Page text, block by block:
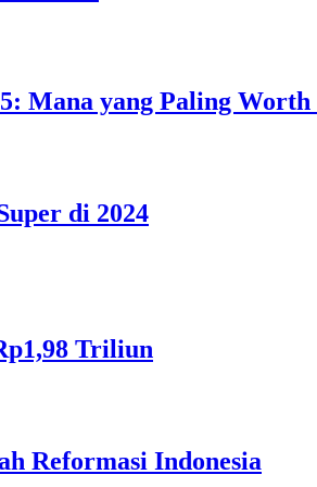
Mana yang Paling
di 2024
Triliun
Reformasi Indonesia